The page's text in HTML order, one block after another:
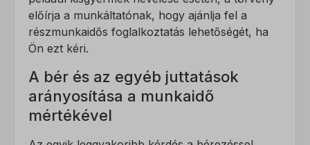
előírja a munkáltatónak, hogy ajánlja fel a
részmunkaidős foglalkoztatás lehetőségét, ha
Ön ezt kéri.
A bér és az egyéb juttatások
arányosítása a munkaidő
mértékével
wordpress_logged_in_*
wordpress_test_cookie
wp_lang
wp-settings-*
wp-settings-time-*
_ga_*
visitor
A marketing szolgáltatásokat harmadik fél hirdetői vagy kiadói
használják személyre szabott hirdetések megjelenítésére. Ezt a
látogatók nyomon követésével teszik meg különböző
weboldalakon.
Részletek megjelenítése
_fbc
Egyéb szolgáltatások
Ez a kategória minden olyan sütit, domaint és szolgáltatást
vagy amelyeket nem kategorizáltak.